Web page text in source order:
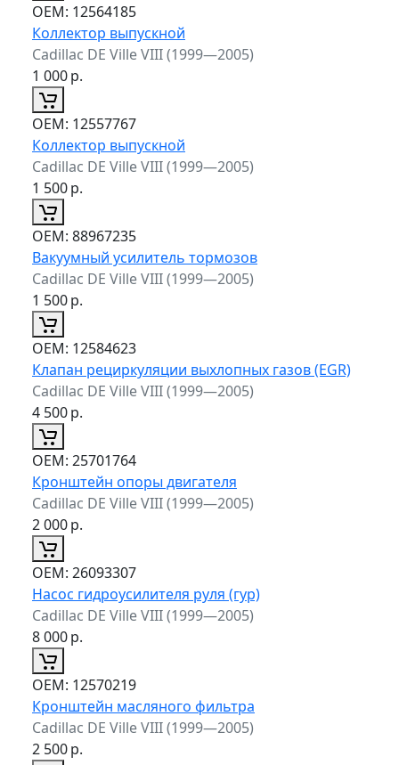
ОЕМ: 12564185
Коллектор выпускной
Cadillac DE Ville VIII (1999—2005)
1 000р.
ОЕМ: 12557767
Коллектор выпускной
Cadillac DE Ville VIII (1999—2005)
1 500р.
ОЕМ: 88967235
Вакуумный усилитель тормозов
Cadillac DE Ville VIII (1999—2005)
1 500р.
ОЕМ: 12584623
Клапан рециркуляции выхлопных газов (EGR)
Cadillac DE Ville VIII (1999—2005)
4 500р.
ОЕМ: 25701764
Кронштейн опоры двигателя
Cadillac DE Ville VIII (1999—2005)
2 000р.
ОЕМ: 26093307
Насос гидроусилителя руля (гур)
Cadillac DE Ville VIII (1999—2005)
8 000р.
ОЕМ: 12570219
Кронштейн масляного фильтра
Cadillac DE Ville VIII (1999—2005)
2 500р.